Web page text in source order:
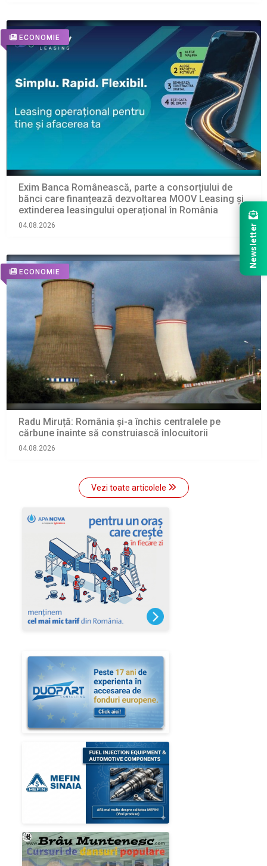
ECONOMIE
Exim Banca Românească, parte a consorțiului de
bănci care finanțează dezvoltarea MOOV Leasing și
extinderea leasingului operațional în România
04.08.2026
ECONOMIE
Radu Miruță: România și-a închis centralele pe
cărbune înainte să construiască înlocuitorii
04.08.2026
Vezi toate articolele
Newsletter